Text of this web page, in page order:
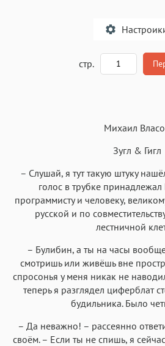
Аа
Roboto
Аа
Garamond
Аа
Iowan San Francisco
Аа
Helvetica Neue
Аа
Arial
Аа
Courier Courier New
стр.
Михаил
Зугл & Гигл
– Слушай, я тут такую штуку
голос в трубке
программисту и человеку,
русской и по
лестничной
– Булибин, а ты на часы
смотришь или живёшь вне
спросонья у меня никак не
теперь я разглядел циферблат
будильника. Было
– Да неважно! – рассеянно
своём. – Если ты не спишь, я